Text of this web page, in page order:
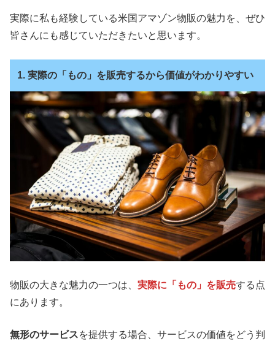
実際に私も経験している米国アマゾン物販の魅力を、ぜひ
皆さんにも感じていただきたいと思います。
1. 実際の「もの」を販売するから価値がわかりやすい
物販の大きな魅力の一つは、 実際に「もの」を販売する点
にあります。
無形のサービスを提供する場合、サービスの価値をどう判